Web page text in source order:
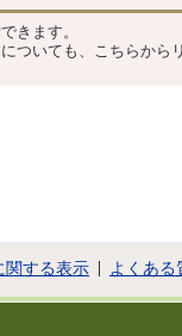
きます。
ついても、こちらから
関する表示 よくある